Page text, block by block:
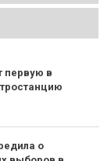
первую в
о